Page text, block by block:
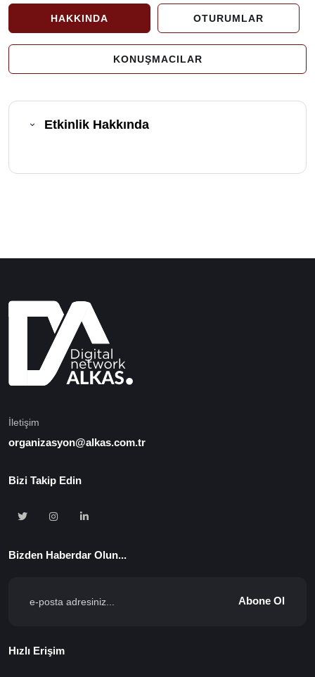
HAKKINDA OTURUMLAR
KONUŞMACILAR
Etkinlik Hakkında
İletişim
organizasyon@alkas.com.tr
Bizi Takip Edin
Bizden Haberdar Olun...
Abone Ol
Hızlı Erişim